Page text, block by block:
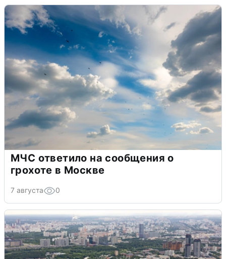
МЧС ответило на сообщения о
грохоте в Москве
7 августа 0